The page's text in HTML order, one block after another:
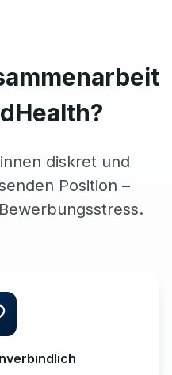
diskret und
Position –